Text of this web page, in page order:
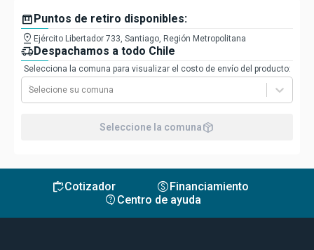
boxPuntos de retiro disponibles:
pin_drop Ejército Libertador 733, Santiago, Región Metropolitana
delivery_truck_speedDespachamos a todo Chile
Selecciona la comuna para visualizar el costo de envío del producto:
Selecione su comuna
Seleccione la comunapackage_2
inventoryCotizador monetization_onFinanciamiento
contact_support Centro de ayuda